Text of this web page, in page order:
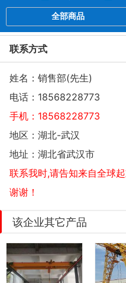
全部商品
联系方式
姓名：销售部(先生)
电话： 18568228773
手机： 18568228773
地区：湖北-武汉
地址： 湖北省武汉市
联系我时,请告知来自全球
谢谢！
该企业其它产品